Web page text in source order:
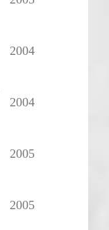
2004
2004
2005
2005